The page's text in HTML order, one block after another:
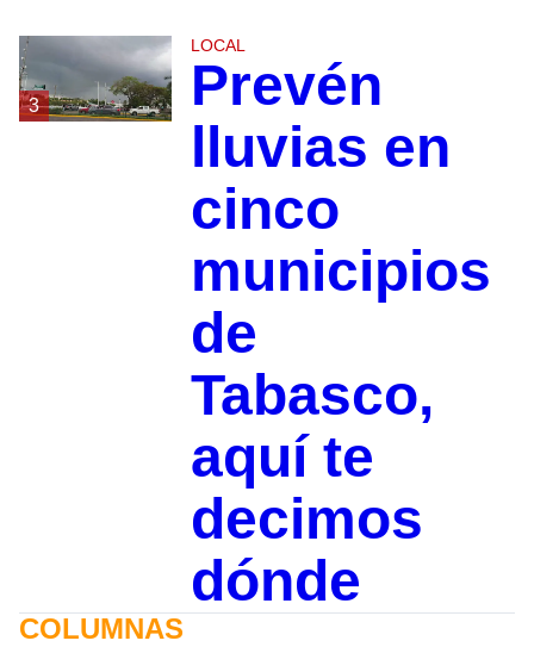
3
LOCAL
Prevén
lluvias en
cinco
municipios
de
Tabasco,
aquí te
decimos
dónde
COLUMNAS